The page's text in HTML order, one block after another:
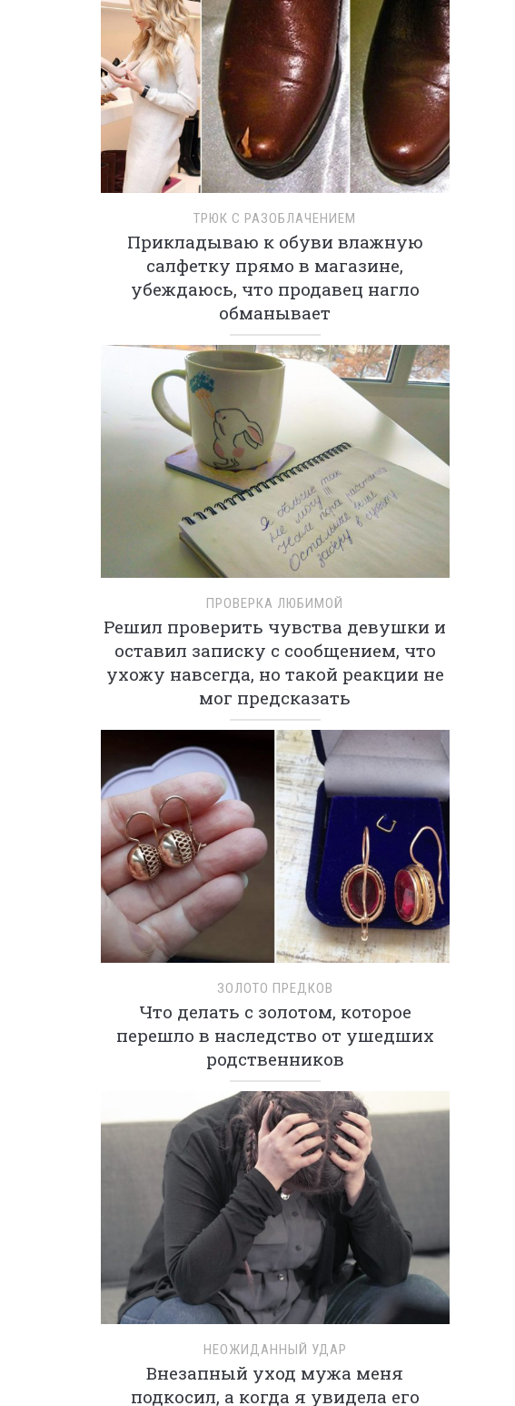
ТРЮК С РАЗОБЛАЧЕНИЕМ
Прикладываю к обуви влажную
салфетку прямо в магазине,
убеждаюсь, что продавец нагло
обманывает
ПРОВЕРКА ЛЮБИМОЙ
Решил проверить чувства девушки и
оставил записку с сообщением, что
ухожу навсегда, но такой реакции не
мог предсказать
ЗОЛОТО ПРЕДКОВ
Что делать с золотом, которое
перешло в наследство от ушедших
родственников
НЕОЖИДАННЫЙ УДАР
Внезапный уход мужа меня
подкосил, а когда я увидела его